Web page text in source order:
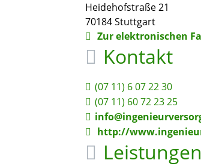
Heidehofstraße 21
70184Stuttgart
Zur elektronischen
Kontakt
(07 11) 6 07 22 30
(07 11) 60 72 23 25
http://
Leistungen